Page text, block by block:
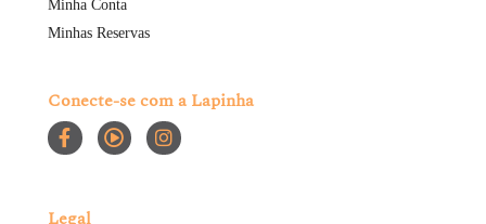
Minha Conta
Minhas Reservas
Conecte-se com a Lapinha
Legal